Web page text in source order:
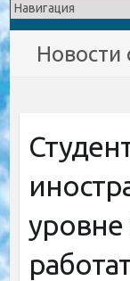
Новости
уровне